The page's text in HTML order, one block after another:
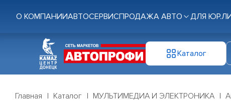
О КОМПАНИИАВТОСЕРВИСПРОДАЖА АВТО ДЛЯ
Каталог
Главная Каталог МУЛЬТИМЕДИА И ЭЛЕКТРОНИКА